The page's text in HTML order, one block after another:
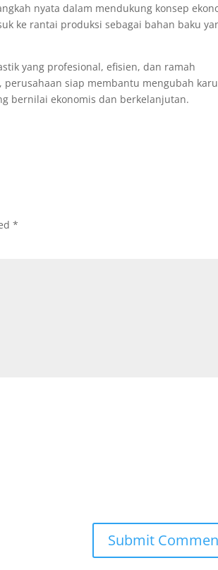
nyata dalam mendukung konsep
ke rantai produksi sebagai bahan baku
yang profesional, efisien, dan ramah
siap membantu mengubah
bernilai ekonomis dan berkelanjutan.
*